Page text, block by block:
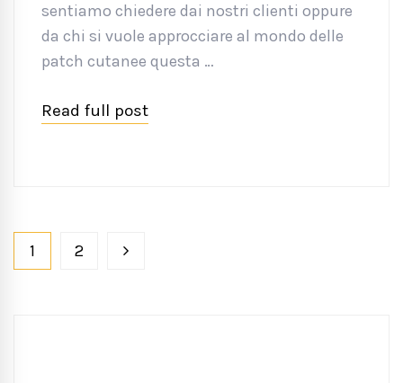
sentiamo chiedere dai nostri clienti oppure
da chi si vuole approcciare al mondo delle
patch cutanee questa …
Read full post
1 2